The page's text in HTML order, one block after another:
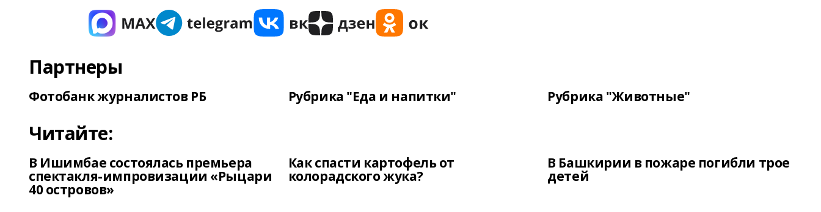
Партнеры
Фотобанк журналистов РБ Рубрика "Еда и напитки" Рубрика "Животные"
Читайте:
В Ишимбае состоялась премьера
спектакля-импровизации «Рыцари
40 островов»
Как спасти картофель от
колорадского жука?
В Башкирии в пожаре погибли трое
детей